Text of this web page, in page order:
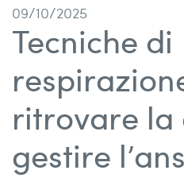
09/10/2025
Tecniche di
ritrovare la
gestire